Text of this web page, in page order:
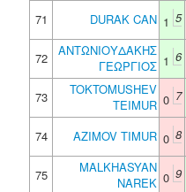
71
DURAK CAN 1 5
72
ΑΝΤΩΝΙΟΥΔΑΚΗΣ
ΓΕΩΡΓΙΟΣ 1 6
73
TOKTOMUSHEV
TEIMUR 0 7
74
AZIMOV TIMUR 0 8
75
MALKHASYAN
NAREK 0 9